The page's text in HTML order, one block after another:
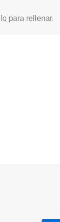
para rellenar.